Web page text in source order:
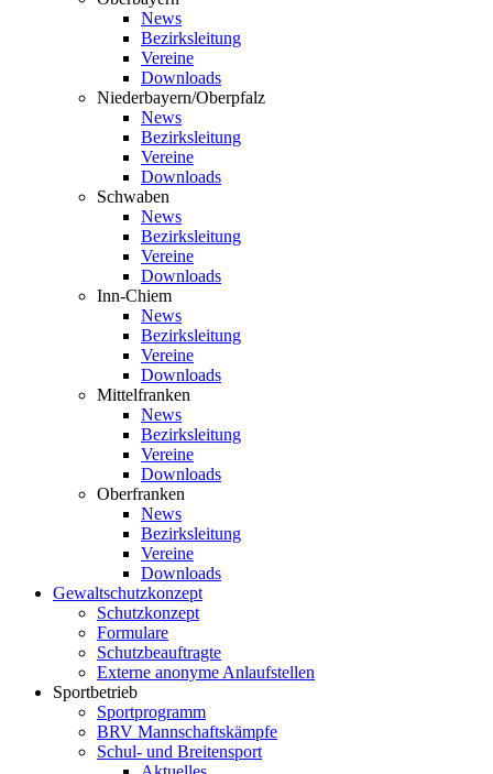
News
Bezirksleitung
Vereine
Downloads
Niederbayern/Oberpfalz
News
Bezirksleitung
Vereine
Downloads
Schwaben
News
Bezirksleitung
Vereine
Downloads
Inn-Chiem
News
Bezirksleitung
Vereine
Downloads
Mittelfranken
News
Bezirksleitung
Vereine
Downloads
Oberfranken
News
Bezirksleitung
Vereine
Downloads
Gewaltschutzkonzept
Schutzkonzept
Formulare
Schutzbeauftragte
Externe anonyme Anlaufstellen
Sportbetrieb
Sportprogramm
BRV Mannschaftskämpfe
Schul- und Breitensport